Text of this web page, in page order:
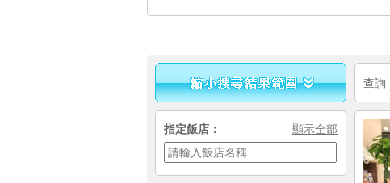
指定飯店： 顯示全部
查詢